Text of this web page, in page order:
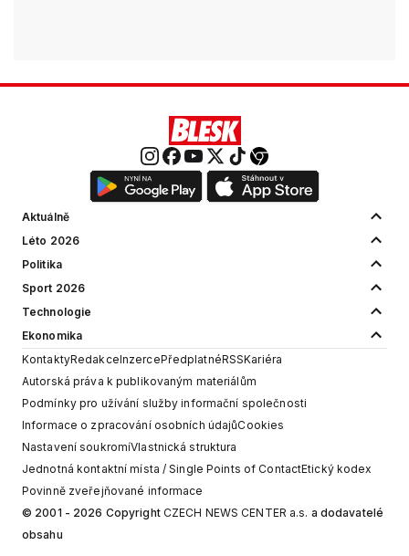
Aktuálně
Léto 2026
Politika
Sport 2026
Technologie
Ekonomika
KontaktyRedakceInzercePředplatnéRSSKariéra
Autorská práva k publikovaným materiálům
Podmínky pro užívání služby informační společnosti
Informace o zpracování osobních údajůCookies
Nastavení soukromíVlastnická struktura
Jednotná kontaktní místa / Single Points of ContactEtický kodex
Povinně zveřejňované informace
© 2001 - 2026 Copyright CZECH NEWS CENTER a.s. a dodavatelé
obsahu